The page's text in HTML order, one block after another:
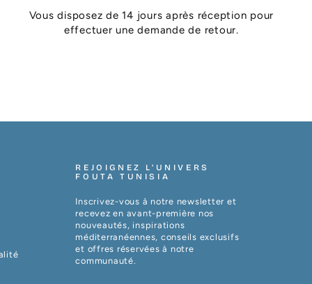
Vous disposez de 14 jours après réception pour
effectuer une demande de retour.
REJOIGNEZ L’UNIVERS
FOUTA TUNISIA
Inscrivez-vous à notre newsletter et
recevez en avant-première nos
nouveautés, inspirations
méditerranéennes, conseils exclusifs
et offres réservées à notre
communauté.